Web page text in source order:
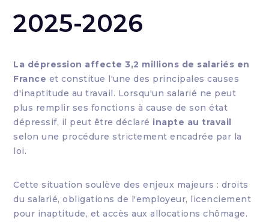
2025-2026
La dépression affecte 3,2 millions de salariés en
France et constitue l'une des principales causes
d'inaptitude au travail. Lorsqu'un salarié ne peut
plus remplir ses fonctions à cause de son état
dépressif, il peut être déclaré inapte au travail
selon une procédure strictement encadrée par la
loi.
Cette situation soulève des enjeux majeurs : droits
du salarié, obligations de l'employeur, licenciement
pour inaptitude, et accès aux allocations chômage.